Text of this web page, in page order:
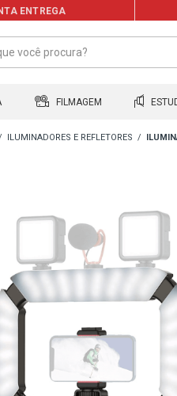
ENTREGA
FILMAGEM
ILUMINADORES E REFLETORES